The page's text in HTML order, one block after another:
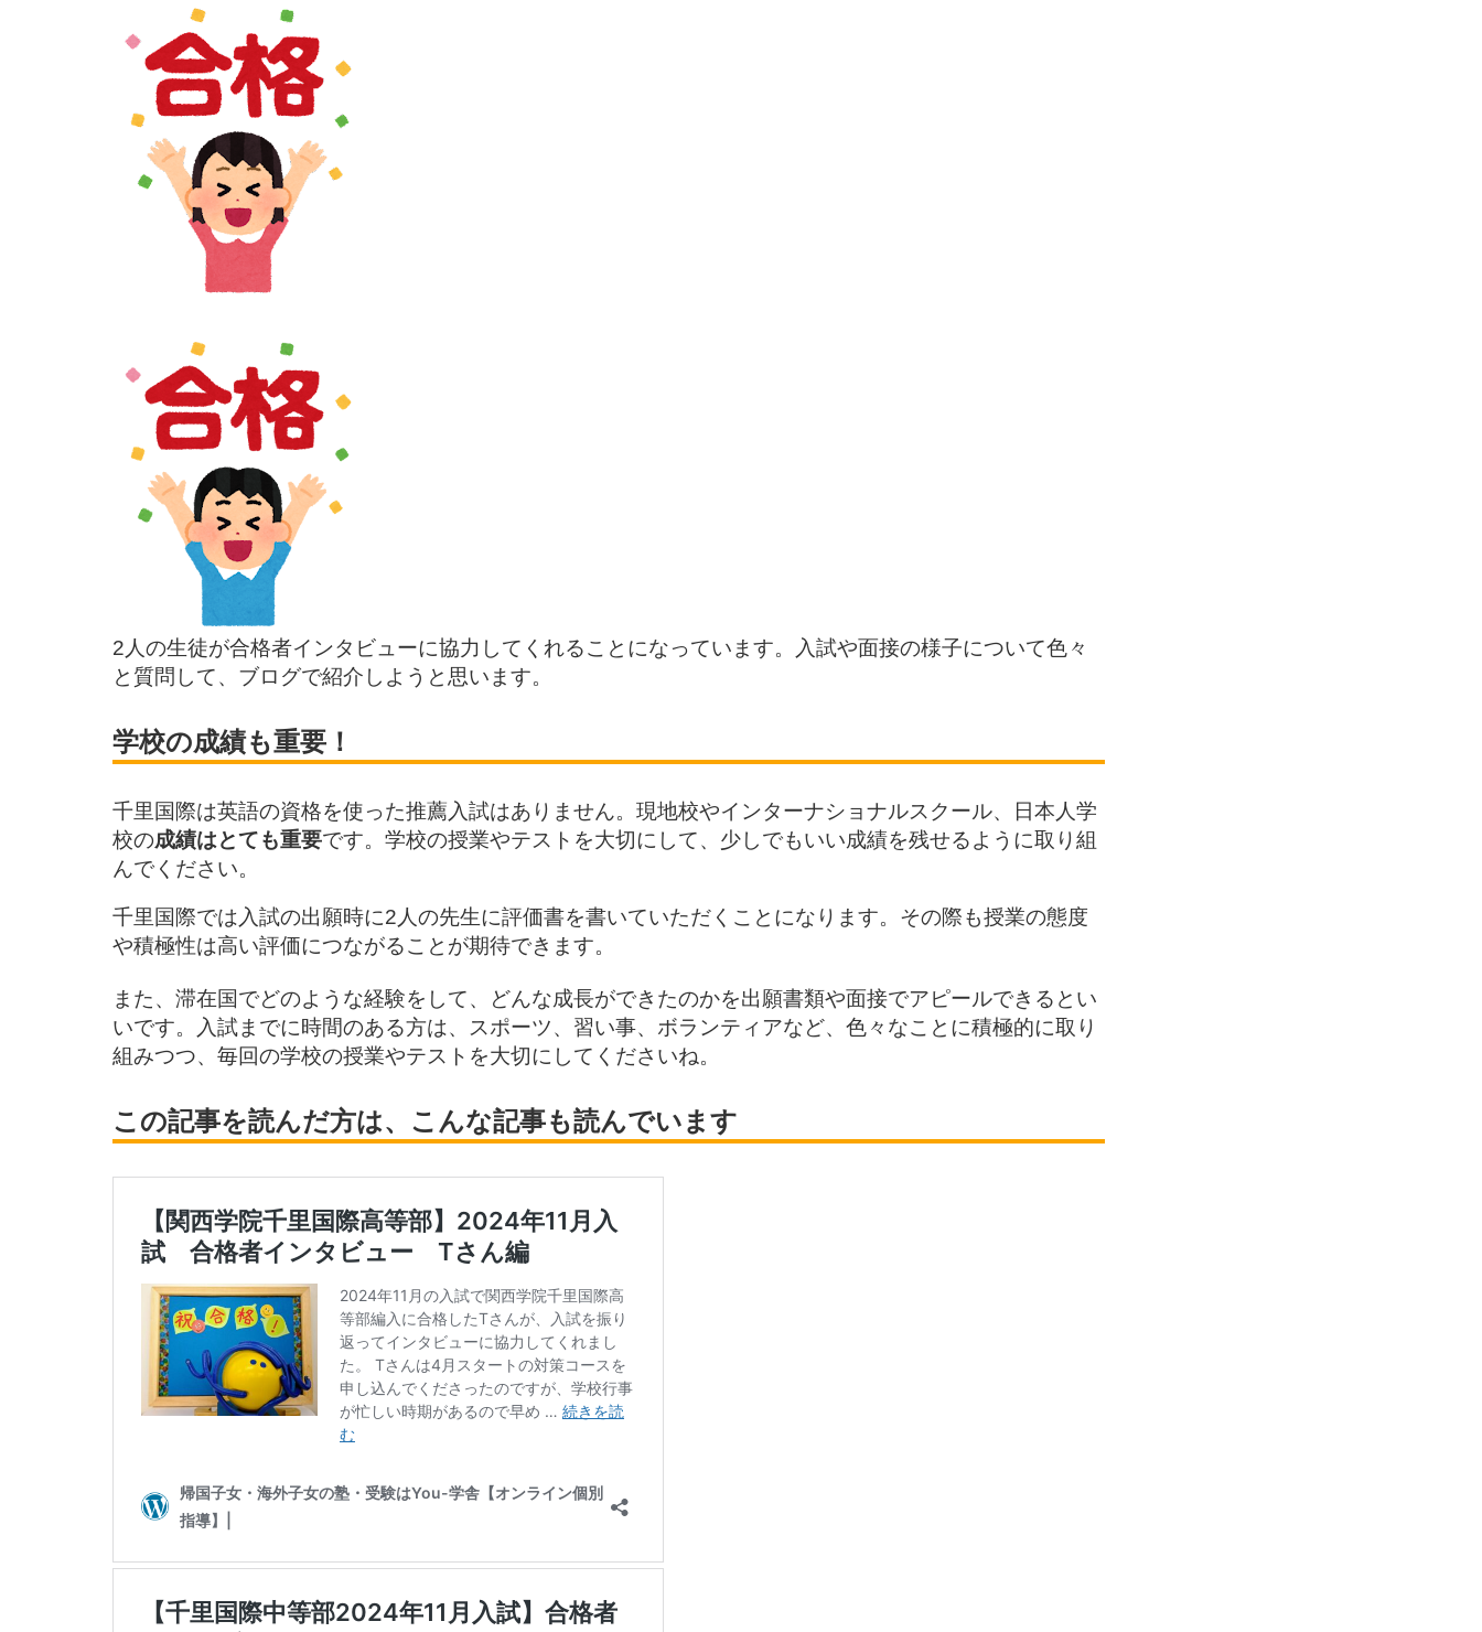
2人の生徒が合格者インタビューに協力してくれることになっています。入試や面接の様子について色々
と質問して、ブログで紹介しようと思います。
学校の成績も重要！
千里国際は英語の資格を使った推薦入試はありません。現地校やインターナショナルスクール、日本人学
校の成績はとても重要です。学校の授業やテストを大切にして、少しでもいい成績を残せるように取り組
んでください。
千里国際では入試の出願時に2人の先生に評価書を書いていただくことになります。その際も授業の態度
や積極性は高い評価につながることが期待できます。
また、滞在国でどのような経験をして、どんな成長ができたのかを出願書類や面接でアピールできるとい
いです。入試までに時間のある方は、スポーツ、習い事、ボランティアなど、色々なことに積極的に取り
組みつつ、毎回の学校の授業やテストを大切にしてくださいね。
この記事を読んだ方は、こんな記事も読んでいます